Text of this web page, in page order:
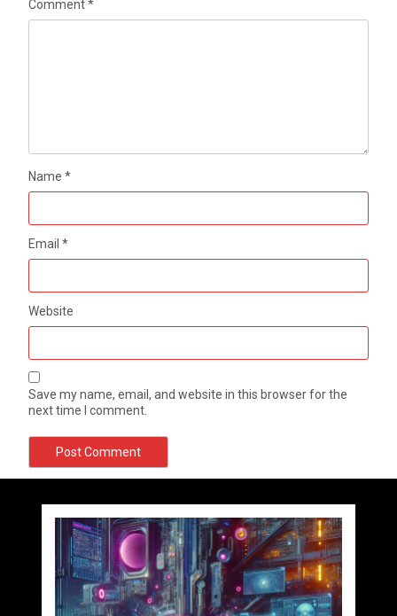
Comment*
Name*
Email*
Website
Save my name, email, and website in this browser for the
next time I comment.